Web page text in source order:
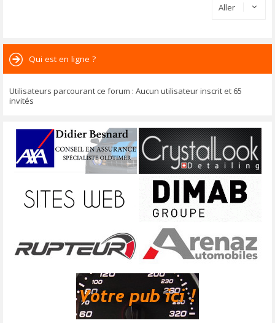
Aller
Qui est en ligne ?
Utilisateurs parcourant ce forum : Aucun utilisateur inscrit et 65
invités